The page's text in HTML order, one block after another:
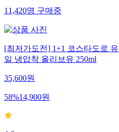
11,420명구매중
[최저가도전] 1+1 코스타도로
일 냉압착 올리브유 250ml
35,600원
58%14,900원